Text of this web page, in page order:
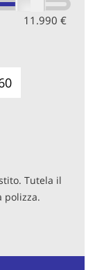
11.990 €
Tutela il
polizza.